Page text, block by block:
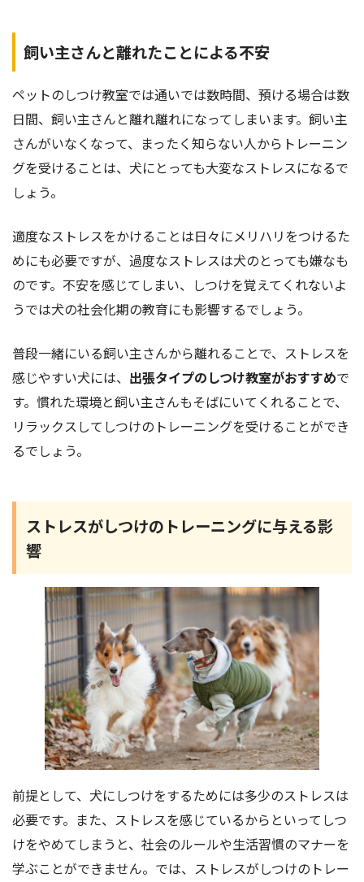
飼い主さんと離れたことによる不安
ペットのしつけ教室では通いでは数時間、預ける場合は数
日間、飼い主さんと離れ離れになってしまいます。飼い主
さんがいなくなって、まったく知らない人からトレーニン
グを受けることは、犬にとっても大変なストレスになるで
しょう。
適度なストレスをかけることは日々にメリハリをつけるた
めにも必要ですが、過度なストレスは犬のとっても嫌なも
のです。不安を感じてしまい、しつけを覚えてくれないよ
うでは犬の社会化期の教育にも影響するでしょう。
普段一緒にいる飼い主さんから離れることで、ストレスを
感じやすい犬には、 出張タイプのしつけ教室がおすすめで
す。慣れた環境と飼い主さんもそばにいてくれることで、
リラックスしてしつけのトレーニングを受けることができ
るでしょう。
ストレスがしつけのトレーニングに与える影
響
前提として、犬にしつけをするためには多少のストレスは
必要です。また、ストレスを感じているからといってしつ
けをやめてしまうと、社会のルールや生活習慣のマナーを
学ぶことができません。では、ストレスがしつけのトレー